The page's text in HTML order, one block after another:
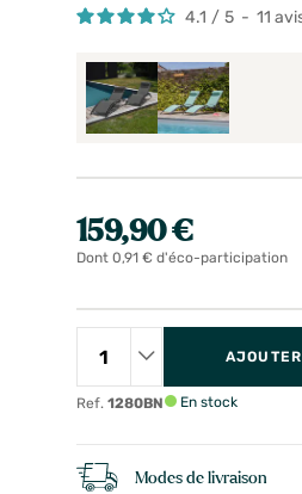
4.1 / 5 - 11
159,90 €
Dont 0,91 € d'éco-participation
Ref. 1280BN En stock
Modes de livraison